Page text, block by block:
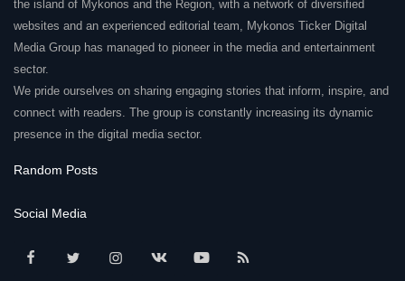
the island of Mykonos and the Region, with a network of diversified
websites and an experienced editorial team, Mykonos Ticker Digital
Media Group has managed to pioneer in the media and entertainment
sector.
We pride ourselves on sharing engaging stories that inform, inspire, and
connect with readers. The group is constantly increasing its dynamic
presence in the digital media sector.
Random Posts
Social Media